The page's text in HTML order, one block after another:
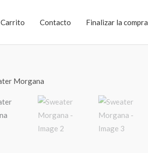
Carrito Contacto Finalizar la compra